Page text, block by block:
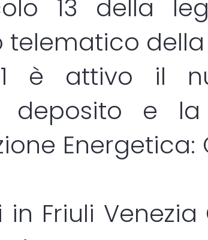
13 della
telematico
è attivo il
deposito e
Energetica:
Friuli Venezia